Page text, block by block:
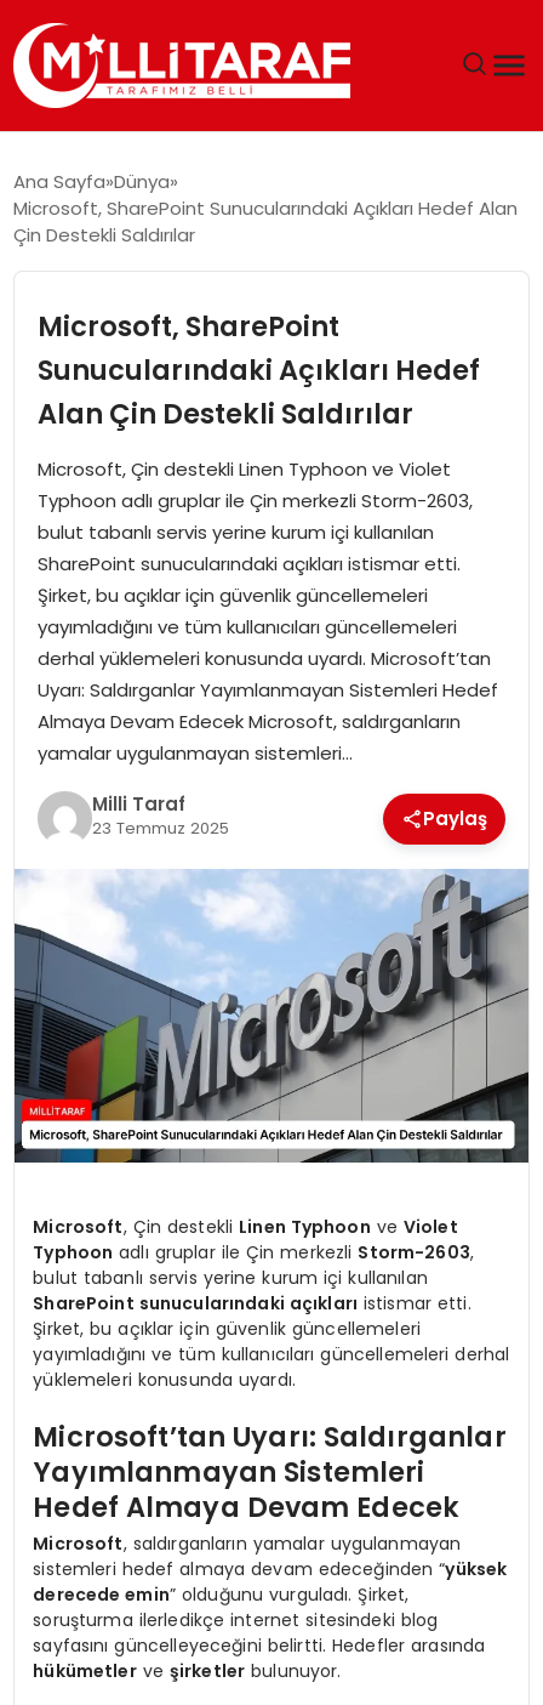
ÖZEL SAYFALAR
SPOR
SIYASET
MAGAZIN
Ana Sayfa Dünya
Microsoft, SharePoint Sunucularındaki Açıkları Hedef Alan
Çin Destekli Saldırılar
Microsoft, SharePoint
Sunucularındaki Açıkları Hedef
Alan Çin Destekli Saldırılar
Microsoft, Çin destekli Linen Typhoon ve Violet
Typhoon adlı gruplar ile Çin merkezli Storm-2603,
bulut tabanlı servis yerine kurum içi kullanılan
SharePoint sunucularındaki açıkları istismar etti.
Şirket, bu açıklar için güvenlik güncellemeleri
yayımladığını ve tüm kullanıcıları güncellemeleri
derhal yüklemeleri konusunda uyardı. Microsoft’tan
Uyarı: Saldırganlar Yayımlanmayan Sistemleri Hedef
Almaya Devam Edecek Microsoft, saldırganların
yamalar uygulanmayan sistemleri…
Milli Taraf
23 Temmuz 2025 Paylaş
Microsoft, Çin destekli Linen Typhoon ve Violet
Typhoon adlı gruplar ile Çin merkezli Storm-2603,
bulut tabanlı servis yerine kurum içi kullanılan
SharePoint sunucularındaki açıkları istismar etti.
Şirket, bu açıklar için güvenlik güncellemeleri
yayımladığını ve tüm kullanıcıları güncellemeleri derhal
yüklemeleri konusunda uyardı.
Microsoft’tan Uyarı: Saldırganlar
Yayımlanmayan Sistemleri
Hedef Almaya Devam Edecek
Microsoft, saldırganların yamalar uygulanmayan
sistemleri hedef almaya devam edeceğinden “yüksek
derecede emin” olduğunu vurguladı. Şirket,
soruşturma ilerledikçe internet sitesindeki blog
sayfasını güncelleyeceğini belirtti. Hedefler arasında
hükümetlerve şirketler bulunuyor.